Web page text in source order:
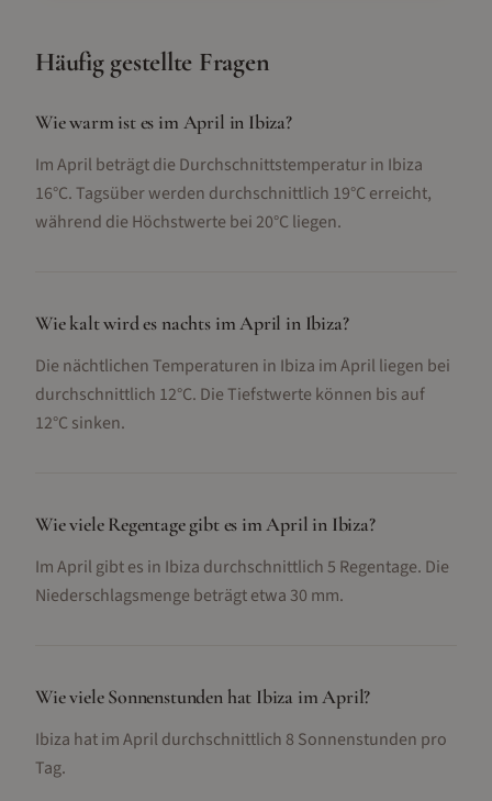
Häufig gestellte Fragen
Wie warm ist es im April in Ibiza?
Im April beträgt die Durchschnittstemperatur in Ibiza
16°C. Tagsüber werden durchschnittlich 19°C erreicht,
während die Höchstwerte bei 20°C liegen.
Wie kalt wird es nachts im April in Ibiza?
Die nächtlichen Temperaturen in Ibiza im April liegen bei
durchschnittlich 12°C. Die Tiefstwerte können bis auf
12°C sinken.
Wie viele Regentage gibt es im April in Ibiza?
Im April gibt es in Ibiza durchschnittlich 5 Regentage. Die
Niederschlagsmenge beträgt etwa 30 mm.
Wie viele Sonnenstunden hat Ibiza im April?
Ibiza hat im April durchschnittlich 8 Sonnenstunden pro
Tag.